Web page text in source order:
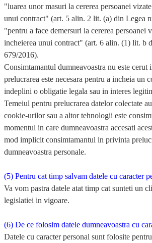
"luarea unor masuri la cererea persoanei
unui contract" (art. 5 alin. 2 lit. (a) din Legea
"pentru a face demersuri la cererea persoanei
incheierea unui contract" (art. 6 alin. (1) lit. b
679/2016).
Consimtamantul dumneavoastra nu este cerut
prelucrarea este necesara pentru a incheia un
indeplini o obligatie legala sau in interes
Temeiul pentru prelucrarea datelor colectate
cookie-urilor sau a altor tehnologii este
momentul in care dumneavoastra accesati
mod implicit consimtamantul in privinta
dumneavoastra personale.
(5) Pentru cat timp salvam datele cu caracter
Va vom pastra datele atat timp cat sunteti un
legislatiei in vigoare.
(6) De ce folosim datele dumneavoastra cu
Datele cu caracter personal sunt folosite